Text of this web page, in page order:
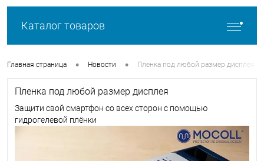
Каталог товаров
Главная страница • Новости • Пленка под любой размер дисплея
Пленка под любой размер дисплея
Защити свой смартфон со всех сторон с помощью
гидрогелевой плёнки